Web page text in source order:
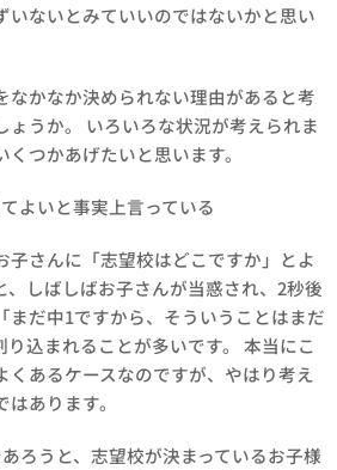
いないとみていいのではないかと思い
なかなか決められない理由があると考
ょうか。 いろいろな状況が考えられま
つかあげたいと思います。
よいと事実上言っている
子さんに「志望校はどこですか」とよ
、しばしばお子さんが当惑され、2秒後
まだ中1ですから、そういうことはまだ
込まれることが多いです。 本当にこ
くあるケースなのですが、やはり考え
あります。
ろうと、志望校が決まっているお子様